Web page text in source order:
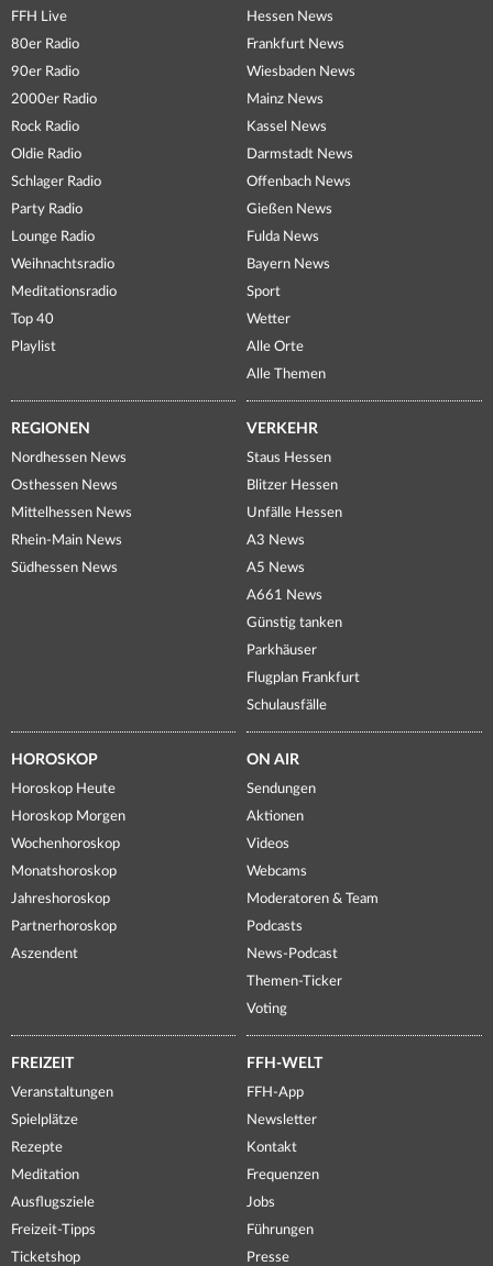
FFH Live
80er Radio
90er Radio
2000er Radio
Rock Radio
Oldie Radio
Schlager Radio
Party Radio
Lounge Radio
Weihnachtsradio
Meditationsradio
Top 40
Playlist
Hessen News
Frankfurt News
Wiesbaden News
Mainz News
Kassel News
Darmstadt News
Offenbach News
Gießen News
Fulda News
Bayern News
Sport
Wetter
Alle Orte
Alle Themen
REGIONEN
Nordhessen News
Osthessen News
Mittelhessen News
Rhein-Main News
Südhessen News
VERKEHR
Staus Hessen
Blitzer Hessen
Unfälle Hessen
A3 News
A5 News
A661 News
Günstig tanken
Parkhäuser
Flugplan Frankfurt
Schulausfälle
HOROSKOP
Horoskop Heute
Horoskop Morgen
Wochenhoroskop
Monatshoroskop
Jahreshoroskop
Partnerhoroskop
Aszendent
ON AIR
Sendungen
Aktionen
Videos
Webcams
Moderatoren & Team
Podcasts
News-Podcast
Themen-Ticker
Voting
FREIZEIT
Veranstaltungen
Spielplätze
Rezepte
Meditation
Ausflugsziele
Freizeit-Tipps
Ticketshop
FFH-WELT
FFH-App
Newsletter
Kontakt
Frequenzen
Jobs
Führungen
Presse